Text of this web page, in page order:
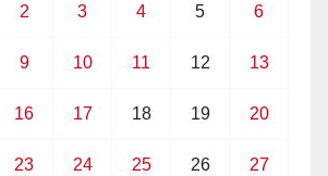
2 3 4 5 6
9 10 11 12 13
16 17 18 19 20
23 24 25 26 27